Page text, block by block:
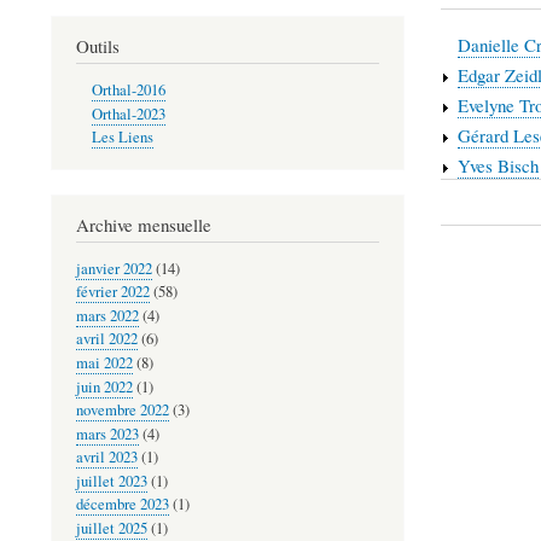
Danielle
Edgar
Evelyne
Gérard
Yves Bisch
Liens
Outils
Orthal-2016
Orthal-2023
Les Liens
Archive mensuelle
janvier 2022(14)
février 2022(58)
mars 2022(4)
avril 2022(6)
mai 2022(8)
juin 2022(1)
novembre 2022(3)
mars 2023(4)
avril 2023(1)
juillet 2023(1)
décembre 2023(1)
juillet 2025(1)